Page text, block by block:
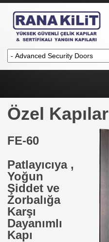
Özel Kapılar
FE-60
Patlayıcıya ,
Yoğun
Şiddet ve
Zorbalığa
Karşı
Dayanımlı
Kapı